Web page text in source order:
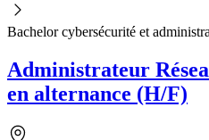
Bachelor cybersécurité et
Administrateur
en alternance (H/F)